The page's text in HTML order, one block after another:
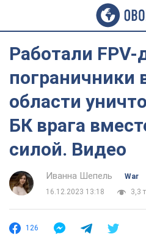
Работали
пограничники
области
БК врага
силой. Видео
Иванна Шепель
War
16.12.2023 13:18
3,3
126